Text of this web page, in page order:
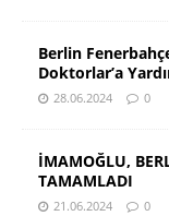
Berlin
Doktorlar’a
28.06.2024 0
İMAMOĞLU,
TAMAMLADI
21.06.2024 0